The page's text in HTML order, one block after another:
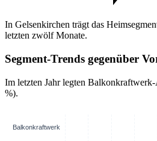
In Gelsenkirchen trägt das
letzten zwölf Monate.
Segment-Trends gegenüber
Im letzten Jahr legten
%).